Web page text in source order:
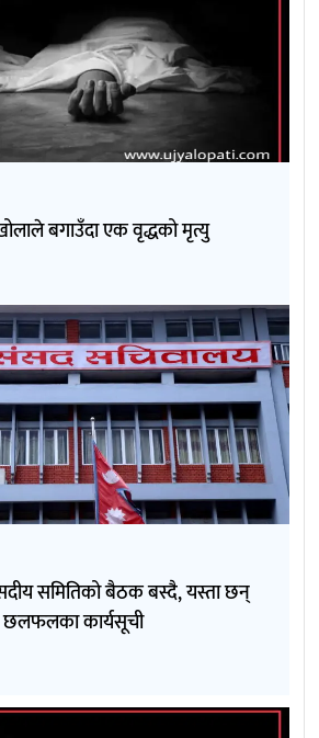
बगाउँदा एक वृद्धको मृत्यु
समितिको बैठक बस्दै, यस्ता छन्
छलफलका कार्यसूची